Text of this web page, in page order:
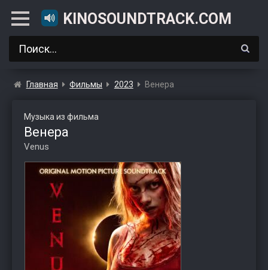
KINOSOUNDTRACK.COM
Главная Фильмы 2023 Венера
Музыка из фильма
Венера
Venus